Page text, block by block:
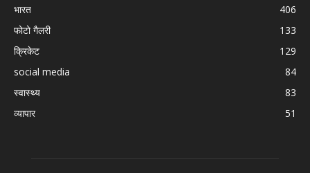
भारत
406
फोटो गैलरी
133
क्रिकेट
129
social media
84
स्वास्थ्य
83
व्यापार
51